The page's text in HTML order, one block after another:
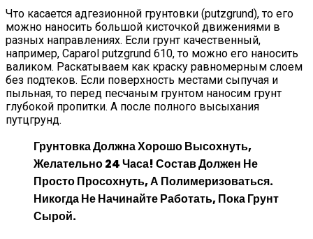
Что касается адгезионной грунтовки (putzgrund), то его
можно наносить большой кисточкой движениями в
разных направлениях. Если грунт качественный,
например, Caparol putzgrund 610, то можно его наносить
валиком. Раскатываем как краску равномерным слоем
без подтеков. Если поверхность местами сыпучая и
пыльная, то перед песчаным грунтом наносим грунт
глубокой пропитки. А после полного высыхания
путцгрунд.
Грунтовка Должна Хорошо Высохнуть,
Желательно 24 Часа! Состав Должен Не
Просто Просохнуть, А Полимеризоваться.
Никогда Не Начинайте Работать, Пока Грунт
Сырой.